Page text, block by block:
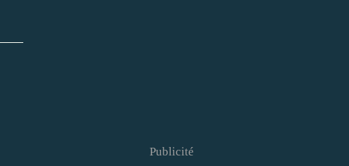
Publicité